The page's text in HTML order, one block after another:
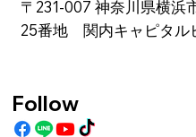
〒231-007 神奈川県横浜
25番地 関内キャピタル
Follow